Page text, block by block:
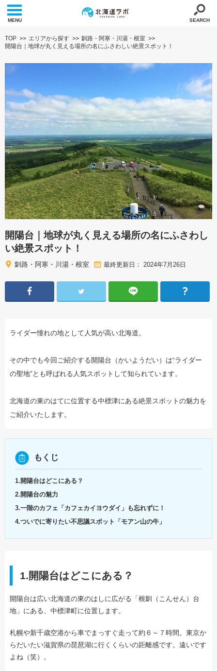
MENU SEARCH
TOP エリアから探す
釧路・阿寒・川湯・根室
開陽台｜地球が丸く見える場所の名にふさわしい絶景スポット！
開陽台｜地球が丸く見える場所の名にふさわし
い絶景スポット！
釧路・阿寒・川湯・根室 最終更新日： 2024年7月26日
ライダー憧れの地として人気が高い北海道。
その中でも今回ご紹介する開陽台（かいようだい）は“ライダー
の聖地”とも呼ばれる人気スポットして知られています。
北海道の東のはてに位置する中標津にある絶景スポットの魅力を
ご紹介いたします。
もくじ
1.開陽台はどこにある？
2.開陽台の魅力
3.一階のカフェ「カフェカイヨウダイ」も忘れずに！
4.ついでに寄りたい不思議スポット「モアン山の牛」
1.開陽台はどこにある？
開陽台は広い北海道の東のはしに広がる「根釧（こんせん）台
地」にある、中標津町に位置します。
札幌や新千歳空港から車でまっすぐ走って約６～７時間。東京か
らだいたい滋賀県の琵琶湖に行くくらいの距離感です。遠いです
よね（笑）。